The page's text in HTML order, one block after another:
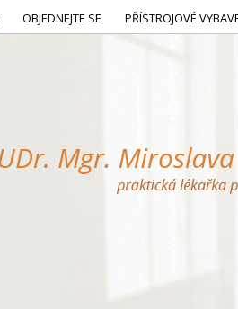
OBJEDNEJTE SE PŘÍSTROJOVÉ